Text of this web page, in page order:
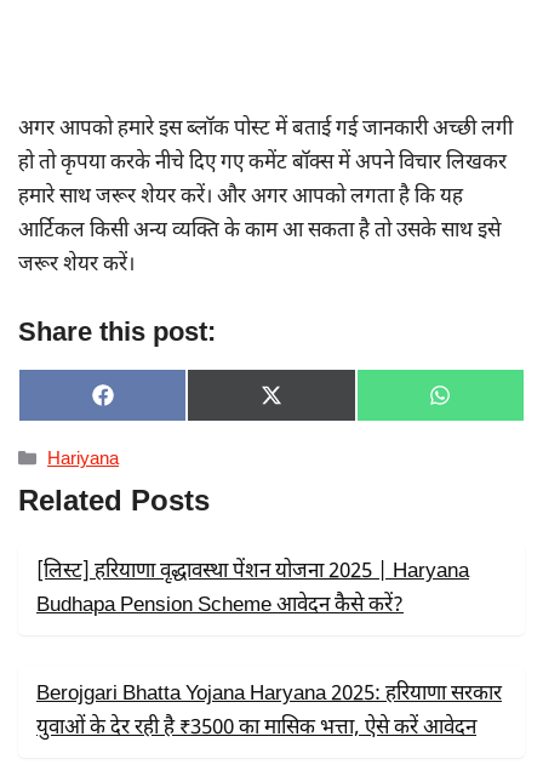
अगर आपको हमारे इस ब्लॉक पोस्ट में बताई गई जानकारी अच्छी लगी
हो तो कृपया करके नीचे दिए गए कमेंट बॉक्स में अपने विचार लिखकर
हमारे साथ जरूर शेयर करें। और अगर आपको लगता है कि यह
आर्टिकल किसी अन्य व्यक्ति के काम आ सकता है तो उसके साथ इसे
जरूर शेयर करें।
Share this post:
SHARE
ON
F
A
E
B
O
SHARE
ON
X
(
R
SHARE
ON
W
H
Categories
Hariyana
Related Posts
[लिस्ट] हरियाणा वृद्धावस्था पेंशन योजना 2025 | Haryana
Budhapa Pension Scheme आवेदन कैसे करें?
Berojgari Bhatta Yojana Haryana 2025: हरियाणा सरकार
युवाओं के देर रही है ₹3500 का मासिक भत्ता, ऐसे करें आवेदन